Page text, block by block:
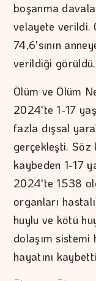
boşanma
velayete verildi.
74,6'sının
verildiği görüldü.
Ölüm ve Ölüm
2024'te 1-17
fazla dışsal
gerçekleşti. Söz
kaybeden 1-17
2024'te 1538
organları
huylu ve kötü
dolaşım sistemi
hayatını